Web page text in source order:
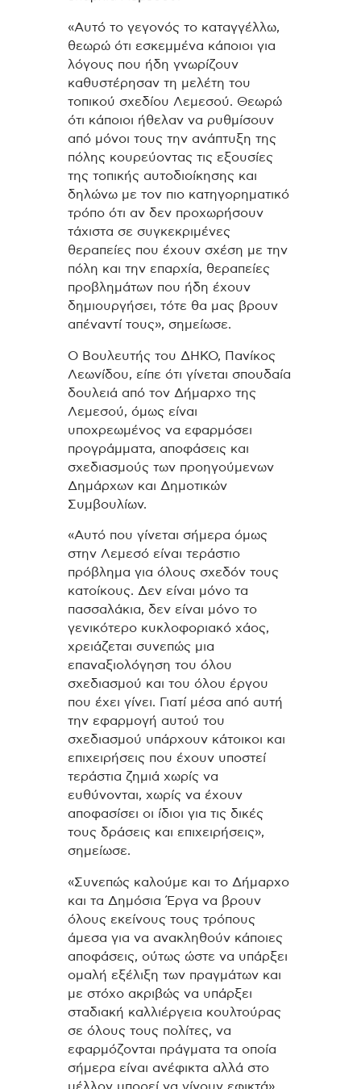
«Αυτό το γεγονός το καταγγέλλω,
θεωρώ ότι εσκεμμένα κάποιοι για
λόγους που ήδη γνωρίζουν
καθυστέρησαν τη μελέτη του
τοπικού σχεδίου Λεμεσού. Θεωρώ
ότι κάποιοι ήθελαν να ρυθμίσουν
από μόνοι τους την ανάπτυξη της
πόλης κουρεύοντας τις εξουσίες
της τοπικής αυτοδιοίκησης και
δηλώνω με τον πιο κατηγορηματικό
τρόπο ότι αν δεν προχωρήσουν
τάχιστα σε συγκεκριμένες
θεραπείες που έχουν σχέση με την
πόλη και την επαρχία, θεραπείες
προβλημάτων που ήδη έχουν
δημιουργήσει, τότε θα μας βρουν
απέναντί τους», σημείωσε.
Ο Βουλευτής του ΔΗΚΟ, Πανίκος
Λεωνίδου, είπε ότι γίνεται σπουδαία
δουλειά από τον Δήμαρχο της
Λεμεσού, όμως είναι
υποχρεωμένος να εφαρμόσει
προγράμματα, αποφάσεις και
σχεδιασμούς των προηγούμενων
Δημάρχων και Δημοτικών
Συμβουλίων.
«Αυτό που γίνεται σήμερα όμως
στην Λεμεσό είναι τεράστιο
πρόβλημα για όλους σχεδόν τους
κατοίκους. Δεν είναι μόνο τα
πασσαλάκια, δεν είναι μόνο το
γενικότερο κυκλοφοριακό χάος,
χρειάζεται συνεπώς μια
επαναξιολόγηση του όλου
σχεδιασμού και του όλου έργου
που έχει γίνει. Γιατί μέσα από αυτή
την εφαρμογή αυτού του
σχεδιασμού υπάρχουν κάτοικοι και
επιχειρήσεις που έχουν υποστεί
τεράστια ζημιά χωρίς να
ευθύνονται, χωρίς να έχουν
αποφασίσει οι ίδιοι για τις δικές
τους δράσεις και επιχειρήσεις»,
σημείωσε.
«Συνεπώς καλούμε και το Δήμαρχο
και τα Δημόσια Έργα να βρουν
όλους εκείνους τους τρόπους
άμεσα για να ανακληθούν κάποιες
αποφάσεις, ούτως ώστε να υπάρξει
ομαλή εξέλιξη των πραγμάτων και
με στόχο ακριβώς να υπάρξει
σταδιακή καλλιέργεια κουλτούρας
σε όλους τους πολίτες, να
εφαρμόζονται πράγματα τα οποία
σήμερα είναι ανέφικτα αλλά στο